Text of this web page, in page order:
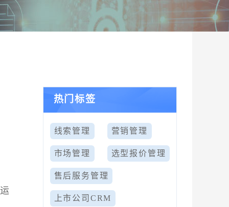
热门标签
线索管理 营销管理
市场管理 选型报价管理
售后服务管理
上市公司CRM